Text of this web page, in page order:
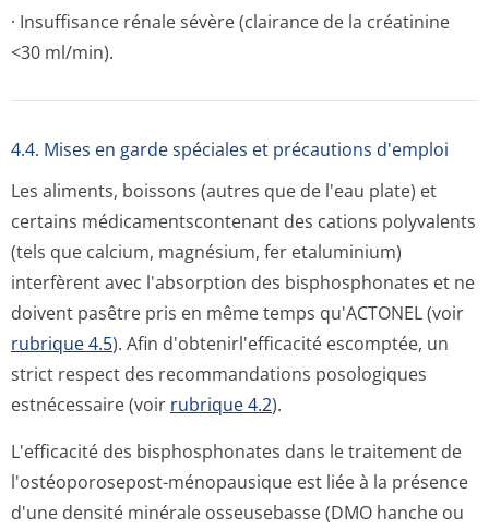
· Insuffisance rénale sévère (clairance de la créatinine
<30 ml/min).
4.4. Mises en garde spéciales et précautions d'emploi
Les aliments, boissons (autres que de l'eau plate) et
certains médicamentscon­tenant des cations polyvalents
(tels que calcium, magnésium, fer etaluminium)
interfèrent avec l'absorption des bisphosphonates et ne
doivent pasêtre pris en même temps qu'ACTONEL (voir
rubrique 4.5). Afin d'obtenirl'ef­ficacité escomptée, un
strict respect des recommandations posologiques
estnécessaire (voir rubrique 4.2).
L'efficacité des bisphosphonates dans le traitement de
l'ostéoporosepost-ménopausique est liée à la présence
d'une densité minérale osseusebasse (DMO hanche ou